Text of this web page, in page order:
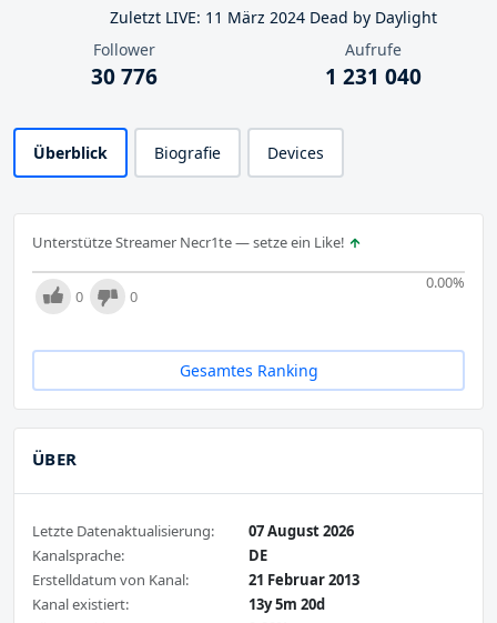
Zuletzt LIVE: 11 März 2024 Dead by Daylight
Follower
30 776
Aufrufe
1 231 040
Überblick Biografie Devices
Unterstütze Streamer Necr1te — setze ein Like!
0.00%
0 0
Gesamtes Ranking
ÜBER
Letzte Datenaktualisierung:
07 August 2026
Kanalsprache:
DE
Erstelldatum von Kanal:
21 Februar 2013
Kanal existiert:
13y 5m 20d